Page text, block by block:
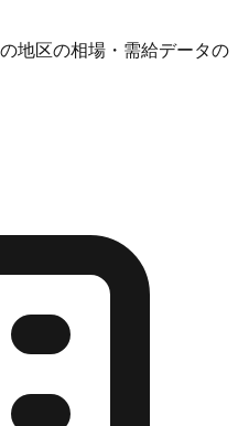
地区の相場・需給データの